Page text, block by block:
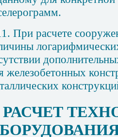
При расчете
железобетонных
РАСЧЕТ